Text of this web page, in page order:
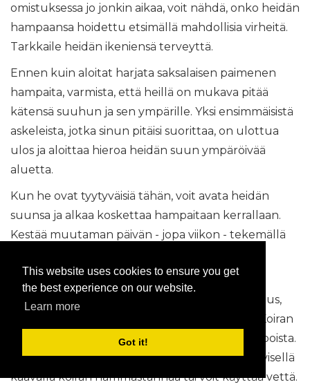
This website uses cookies to ensure you get
the best experience on our website.
Learn more
Got it!
omistuksessa jo jonkin aikaa, voit nähdä, onko heidän
hampaansa hoidettu etsimällä mahdollisia virheitä.
Tarkkaile heidän ikeniensä terveyttä.
Ennen kuin aloitat harjata saksalaisen paimenen
hampaita, varmista, että heillä on mukava pitää
kätensä suuhun ja sen ympärille. Yksi ensimmäisistä
askeleista, jotka sinun pitäisi suorittaa, on ulottua
ulos ja aloittaa hieroa heidän suun ympäröivää
aluetta.
Kun he ovat tyytyväisiä tähän, voit avata heidän
suunsa ja alkaa koskettaa hampaitaan kerrallaan.
Kestää muutaman päivän - jopa viikon - tekemällä
epämukavaa, kun ajat liian nopeasti.
Kun heillä on mukava pehmeä, hierova kosketus,
voit alkaa harjata hampaitaan yksi kerrallaan. Koiran
hammasharjat on helppo löytää lemmikkikaupoista.
Voit valita näiden hammasharjojen käytön erityisellä
kaavalla koiran hammastahnaa tai voit käyttää vettä.